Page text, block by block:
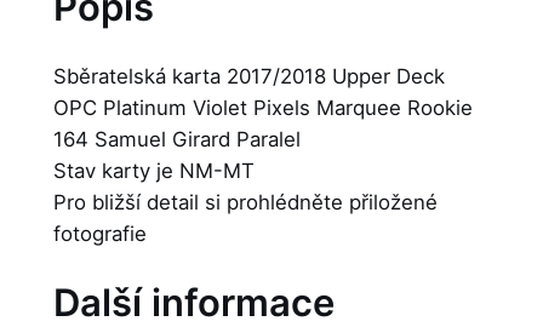
Sběratelská karta 2017/2018 Upper Deck
OPC Platinum Violet Pixels Marquee Rookie
164 Samuel Girard Paralel
Stav karty je NM-MT
Pro bližší detail si prohlédněte přiložené
fotografie
Další informace